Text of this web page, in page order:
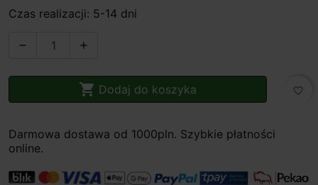
Czas realizacji: 5-14 dni
 
 Dodaj do koszyka favorite_border
Darmowa dostawa od 1000pln. Szybkie płatności
online.